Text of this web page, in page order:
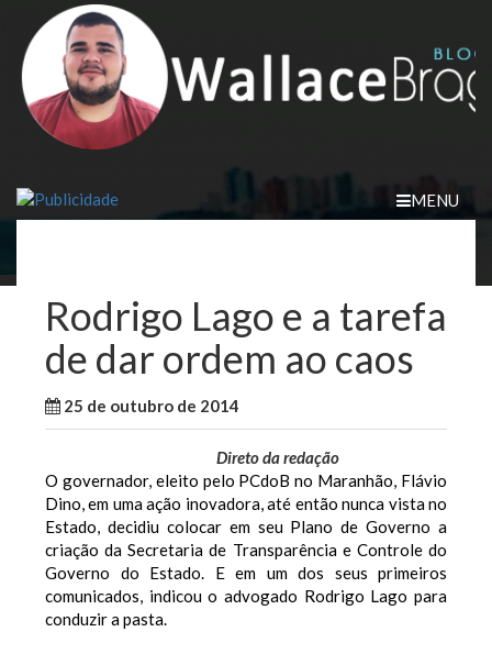
content
MENU
Rodrigo Lago e a tarefa
de dar ordem ao caos
25 de outubro de 2014
Direto da redação
O governador, eleito pelo PCdoB no Maranhão, Flávio
Dino, em uma ação inovadora, até então nunca vista no
Estado, decidiu colocar em seu Plano de Governo a
criação da Secretaria de Transparência e Controle do
Governo do Estado. E em um dos seus primeiros
comunicados, indicou o advogado Rodrigo Lago para
conduzir a pasta.